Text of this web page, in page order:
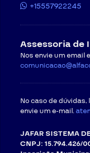
+15557922245
Assessoria de
Nos envie um email
No caso de dúvidas,
envie um e-mail.
JAFAR SISTEMA
CNPJ: 15.794.426/